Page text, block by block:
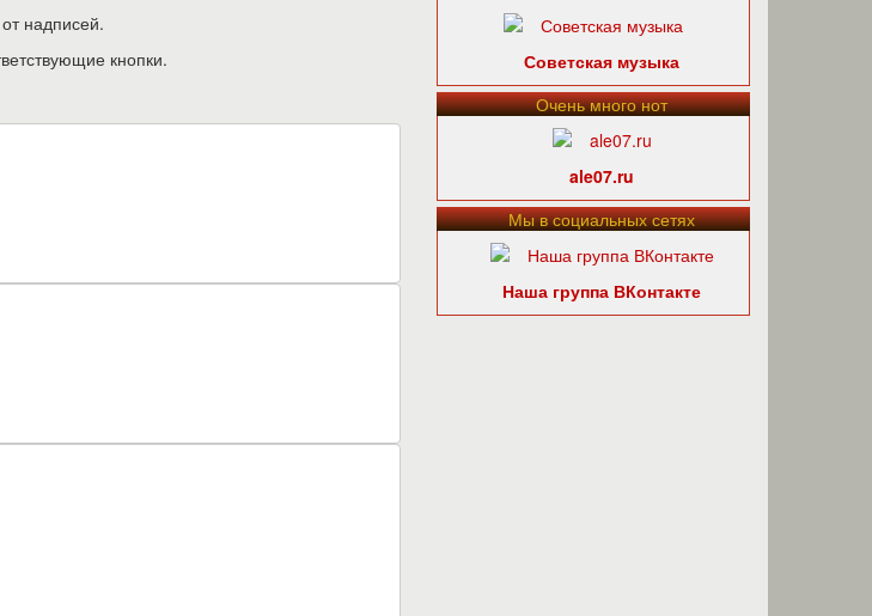
надписей.
кнопки.
Советская музыка
Очень много нот
ale07.ru
Мы в социальных сетях
Наша группа ВКонтакте